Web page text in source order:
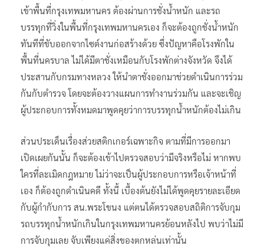
เข้าพื้นที่กรุงเทพมหานคร ต้องผ่านการชั่งน้ำหนัก และรถ
บรรทุกที่วิ่งในพื้นที่กรุงเทพมหานครเอง ก็จะต้องถูกชั่งน้ำหนัก
ทันทีที่ขับออกจากไซต์งานก่อสร้างด้วย ซึ่งปัญหาคือโรงพักใน
พื้นที่นครบาล ไม่ได้มีตาชั่งเหมือนกับโรงพักต่างจังหวัด จึงได้
ประสานกับกรมทางหลวง ให้นำตาชั่งออกมาช่วยดำเนินการร่วม
กันกับตำรวจ โดยจะต้องวางแผนการทำงานร่วมกัน และจะเชิญ
ผู้ประกอบการทั้งหมดมาพูดคุยว่าการบรรทุกน้ำหนักต้องไม่เกิน
ส่วนประเด็นเรื่องส่วยสติกเกอร์เฉพาะกิจ ตามที่มีการออกมา
เปิดเผยกันนั้น ก็จะต้องเข้าไปตรวจสอบว่ามีจริงหรือไม่ หากพบ
ใครที่ละเมิดกฎหมาย ไม่ว่าจะเป็นผู้ประกอบการหรือเจ้าหน้าที่
เอง ก็ต้องถูกดำเนินคดี ทั้งนี้ เบื้องต้นยังไม่ได้พูดคุยรายละเอียด
กับผู้กำกับการ สน.พระโขนง แต่ตนได้ตรวจสอบสถิติการจับกุม
รถบรรทุกน้ำหนักเกินในกรุงเทพมหานครย้อนหลังไป พบว่าไม่มี
การจับกุมเลย จับเพียงแค่สิ่งของตกหล่นเท่านั้น